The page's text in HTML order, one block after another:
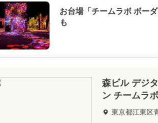
お台場「チームラボ ボー
も
森ビル デジ
ン チームラ
東京都江東区